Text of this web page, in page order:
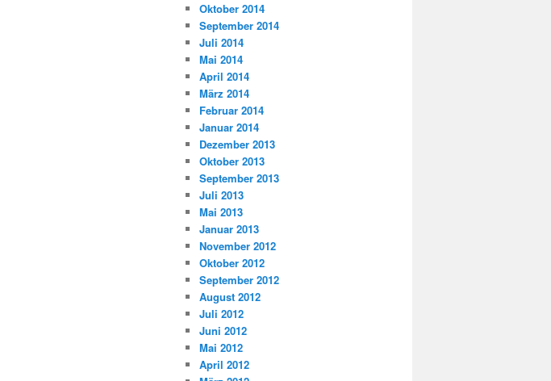
Oktober 2014
September 2014
Juli 2014
Mai 2014
April 2014
März 2014
Februar 2014
Januar 2014
Dezember 2013
Oktober 2013
September 2013
Juli 2013
Mai 2013
Januar 2013
November 2012
Oktober 2012
September 2012
August 2012
Juli 2012
Juni 2012
Mai 2012
April 2012